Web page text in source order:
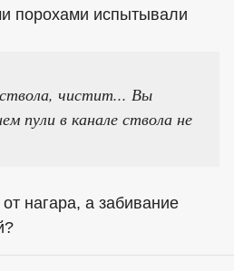
порохами испытывали
чистит... Вы
пули в канале ствола не
нагара, а забивание